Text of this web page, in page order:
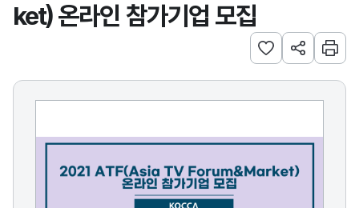
ket) 온라인 참가기업 모집
관심사 등록하기
URL 공유하
인쇄